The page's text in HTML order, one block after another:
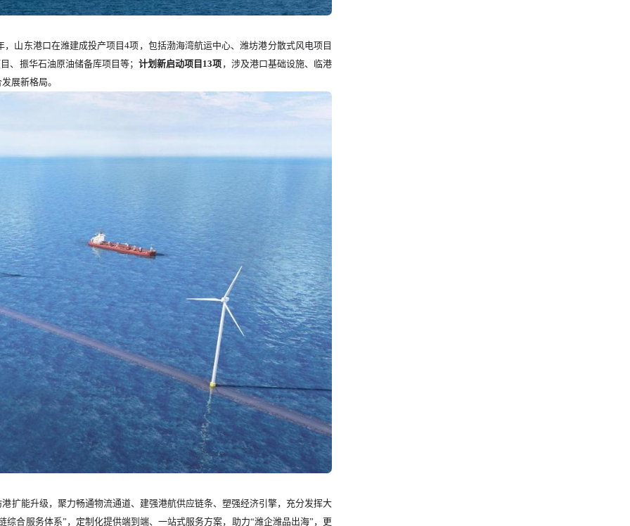
山东港口在潍建成投产项目4项，包括渤海湾航运中心、潍坊港分散式风电项目
、振华石油原油储备库项目等；计划新启动项目13项 ，涉及港口基础设施、临港
展新格局。
扩能升级，聚力畅通物流通道、建强港航供应链条、塑强经济引擎，充分发挥大
合服务体系”，定制化提供端到端、一站式服务方案，助力“潍企潍品出海”，更